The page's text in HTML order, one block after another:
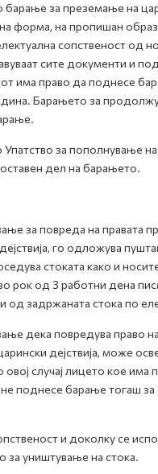
за преземање на
форма, на пропишан
сопственост од
сите документи и
има право да поднесе
Барањето за
за пополнување
дел на барањето.
за повреда на правата
го одложува
стоката како и
рок од 3 работни дена
од задржаната стока по
дека повредува право
дејствија, може
случај лицето кое
поднесе барање тогаш
и доколку се
за уништување на стока.